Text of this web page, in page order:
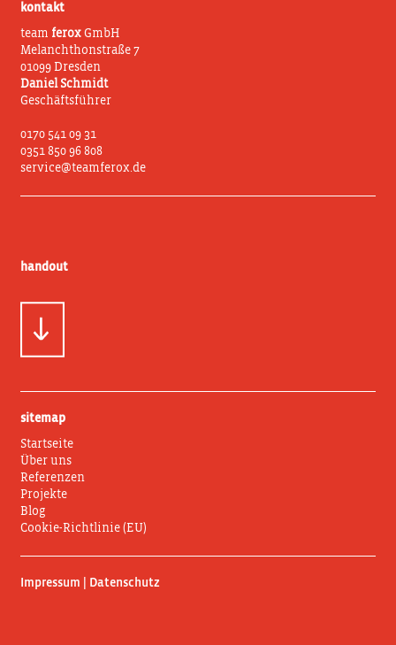
kontakt
team ferox GmbH
Melanchthonstraße 7
01099 Dresden
Daniel Schmidt
Geschäftsführer
0170 541 09 31
0351 850 96 808
service@teamferox.de
handout
sitemap
Startseite
Über uns
Referenzen
Projekte
Blog
Cookie-Richtlinie (EU)
Impressum | Datenschutz